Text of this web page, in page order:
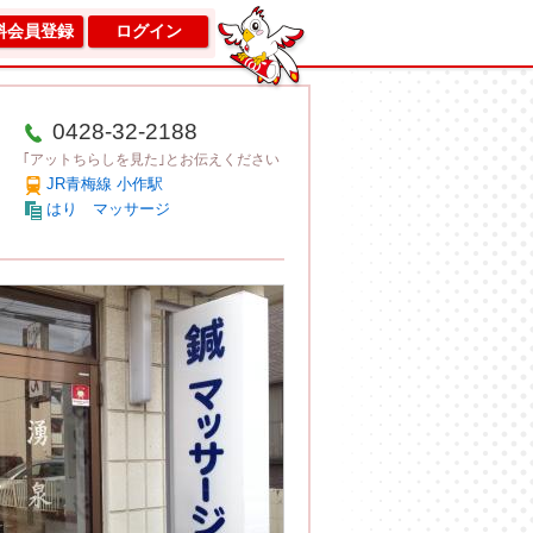
会員登録 ログイン
0428-32-2188
｢アットちらしを見た｣とお伝えください
JR青梅線 小作駅
はり マッサージ